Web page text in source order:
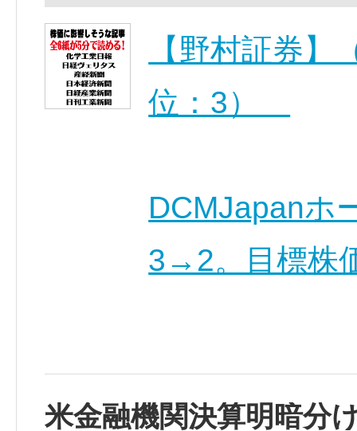
【野村証券
位：3）
DCMJapan
3→2。目標
米金融機関決算明暗分